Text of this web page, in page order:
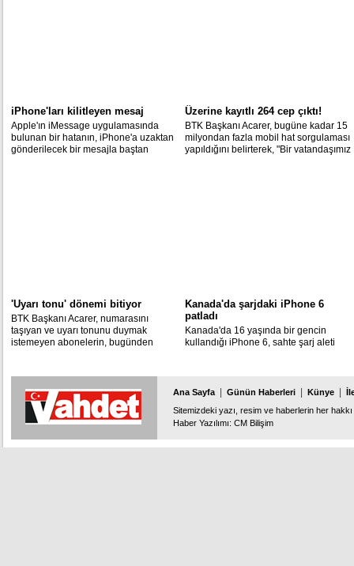
iPhone'ları kilitleyen mesaj
Apple'ın iMessage uygulamasında
bulunan bir hatanın, iPhone'a uzaktan
gönderilecek bir mesajla baştan
Üzerine kayıtlı 264 cep çıktı!
BTK Başkanı Acarer, bugüne kadar 15
milyondan fazla mobil hat sorgulaması
yapıldığını belirterek, "Bir vatandaşımız
'Uyarı tonu' dönemi bitiyor
BTK Başkanı Acarer, numarasını
taşıyan ve uyarı tonunu duymak
istemeyen abonelerin, bugünden
Kanada'da şarjdaki iPhone 6
patladı
Kanada'da 16 yaşında bir gencin
kullandığı iPhone 6, sahte şarj aleti
Ana Sayfa Günün Haberleri Künye
Sitemizdeki yazı, resim ve haberlerin her
Haber Yazılımı: CM Bilişim